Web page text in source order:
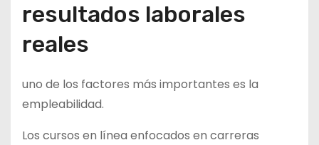
resultados laborales
reales
uno de los factores más importantes es la
empleabilidad.
Los cursos en línea enfocados en carreras